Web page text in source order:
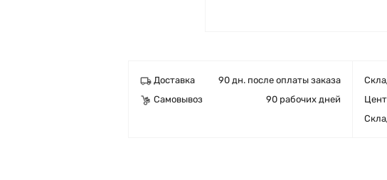
Доставка
90 дн. после оплаты заказа
Самовывоз
90 рабочих дней